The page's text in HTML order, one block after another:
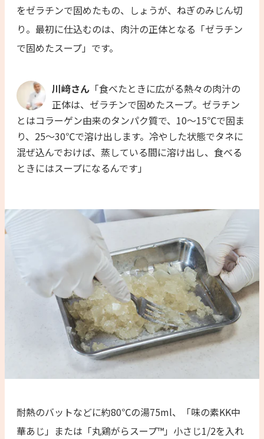
をゼラチンで固めたもの、しょうが、ねぎのみじん切
り。最初に仕込むのは、肉汁の正体となる「ゼラチン
で固めたスープ」です。
川﨑さん 「食べたときに広がる熱々の肉汁の
正体は、ゼラチンで固めたスープ。ゼラチン
とはコラーゲン由来のタンパク質で、10〜15℃で固ま
り、25〜30℃で溶け出します。冷やした状態でタネに
混ぜ込んでおけば、蒸している間に溶け出し、食べる
ときにはスープになるんです」
耐熱のバットなどに約80℃の湯75ml、「味の素KK中
華あじ」または「丸鶏がらスープ™」小さじ1/2を入れ